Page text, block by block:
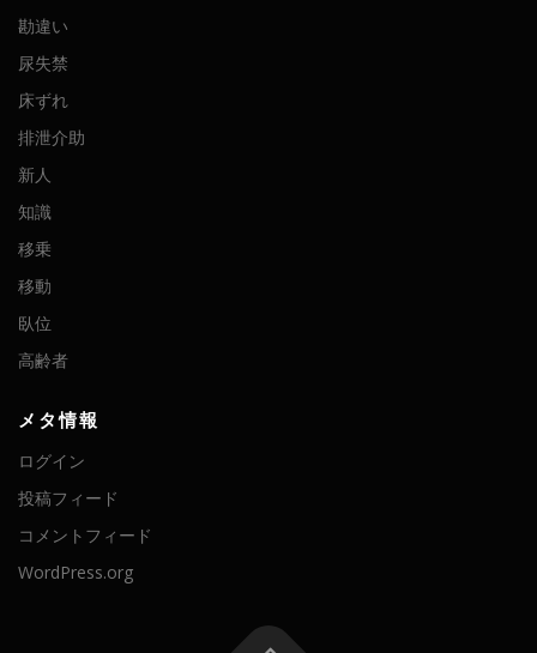
勘違い
尿失禁
床ずれ
排泄介助
新人
知識
移乗
移動
臥位
高齢者
メタ情報
ログイン
投稿フィード
コメントフィード
WordPress.org